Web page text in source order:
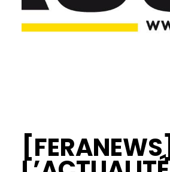
[FERANEWS]